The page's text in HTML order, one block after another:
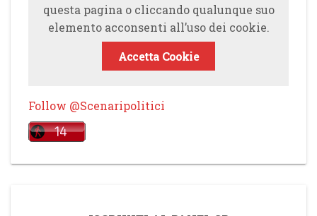
questa pagina o cliccando qualunque suo
elemento acconsenti all’uso dei cookie.
Accetta Cookie
Follow @Scenaripolitici